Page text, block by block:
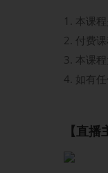
本课
付费
本课
如有
【直播